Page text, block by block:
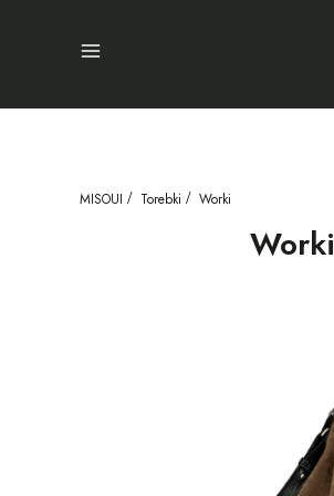
Menu
MISOUI Torebki Worki
Worki